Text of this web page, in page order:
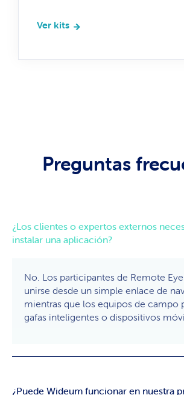
Ver kits
Preguntas
¿Los clientes o expertos externos
instalar una aplicación?
No. Los participantes de Remote
unirse desde un simple enlace de
mientras que los equipos de campo
gafas inteligentes o dispositivos
¿Puede Wideum funcionar en nuestra